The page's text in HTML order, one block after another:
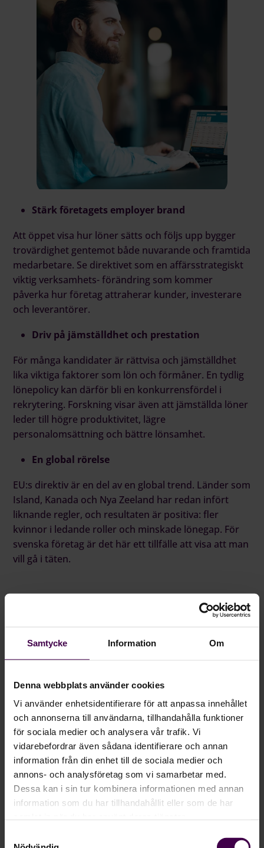
Samtycke Information Om
Denna webbplats använder cookies
Vi använder enhetsidentifierare för att anpassa innehållet
och annonserna till användarna, tillhandahålla funktioner
för sociala medier och analysera vår trafik. Vi
vidarebefordrar även sådana identifierare och annan
information från din enhet till de sociala medier och
annons- och analysföretag som vi samarbetar med.
Dessa kan i sin tur kombinera informationen med annan
information som du har tillhandahållit eller som de har
Stärk företagets employer brand
Att öppet visa hur löner sätts och följs upp bygger
trovärdighet gentemot både nuvarande och framtida
medarbetare. Se direktivet som en affärsstrategiskt
viktig verksamhets- förändring som kommer
påverka hur företag attraherar kunder, investerare
och leverantörer.
Driv på jämställdhet och prestation
För många kandidater är rättvisa och jämställdhet
lika viktiga faktorer som lön och förmåner. En tydlig
lönepolicy kan därför bli en konkurrensfördel i
rekrytering. Forskning visar även att jämställda löner
leder till högre produktivitet, lägre
personalomsättning och bättre lönsamhet.
En global rörelse
EU:s direktiv är en del av en global trend. Länder som
Island, Kanada och Nya Zeeland har redan infört
liknande regler, och resultaten är positiva: fler
kvinnor i ledande roller och minskade lönegap. För
svenska företag är det här ett tillfälle att visa att man
vill gå i täten.